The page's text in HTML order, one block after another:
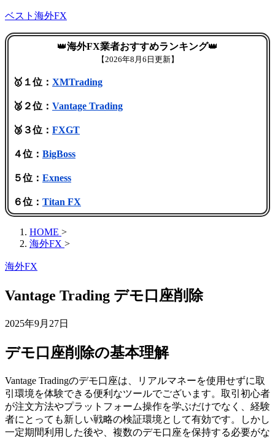
ベスト海外FX
👑海外FX業者おすすめランキング👑
【2026年8月6日更新】
🥇１位： XMTrading
🥈２位： Vantage Trading
🥉３位： FXGT
４位： BigBoss
５位： Exness
６位： Titan FX
HOME >
海外FX >
海外FX
Vantage Trading デモ口座削除
2025年9月27日
デモ口座削除の基本理解
Vantage Tradingのデモ口座は、リアルマネーを使用せずに取
引環境を体験できる便利なツールでございます。取引初心者
が注文方法やプラットフォーム操作を学ぶだけでなく、経験
者にとっても新しい戦略の検証環境として有効です。しかし
一定期間利用した後や、複数のデモ口座を保持する必要がな